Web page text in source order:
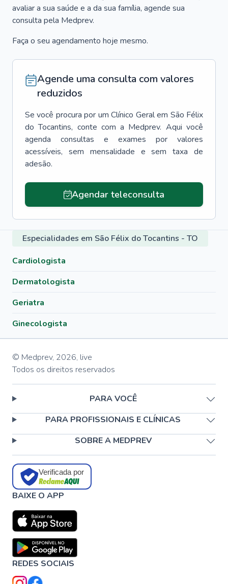
avaliar a sua saúde e a da sua família, agende sua
consulta pela Medprev.
Faça o seu agendamento hoje mesmo.
Agende uma consulta com valores
reduzidos
Se você procura por um Clínico Geral em São Félix
do Tocantins, conte com a Medprev. Aqui você
agenda consultas e exames por valores
acessíveis, sem mensalidade e sem taxa de
adesão.
Agendar teleconsulta
Especialidades em São Félix do Tocantins - TO
Cardiologista
Dermatologista
Geriatra
Ginecologista
© Medprev, 2026, live
Todos os direitos reservados
PARA VOCÊ
PARA PROFISSIONAIS E CLÍNICAS
SOBRE A MEDPREV
Verificada por
BAIXE O APP
REDES SOCIAIS